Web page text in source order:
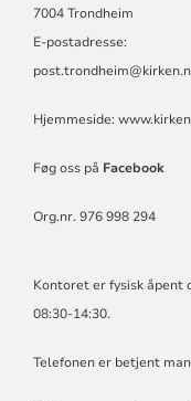
7004 Trondheim
E-postadresse:
Hjemmeside:
Føg oss på Facebook
Org.nr. 976 998 294
Kontoret er fysisk åpent
08:30-14:30.
Telefonen er betjent